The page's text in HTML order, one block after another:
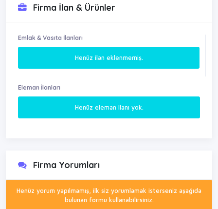
Firma İlan & Ürünler
Emlak & Vasıta İlanları
Henüz ilan eklenmemiş.
Eleman İlanları
Henüz eleman ilanı yok.
Firma Yorumları
Henüz yorum yapılmamış, ilk siz yorumlamak isterseniz aşağıda
bulunan formu kullanabilirsiniz.